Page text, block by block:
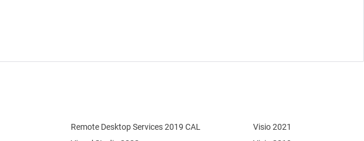
Remote Desktop Services 2019 CAL
Visio 2021